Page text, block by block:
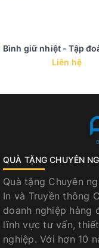
Liên hệ
QUÀ TẶNG CHUYÊN
Quà tặng Chuyên
In và Truyền thông
doanh nghiệp hàng
lĩnh vực tư vấn,
nghiệp. Với hơn 10